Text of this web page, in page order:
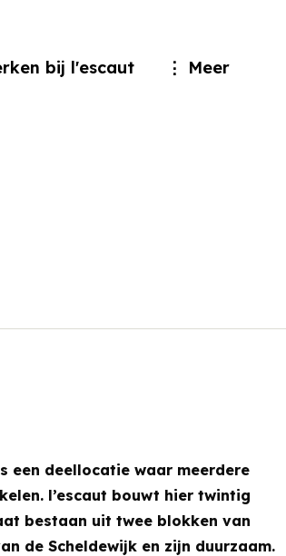
bij l'escaut Meer
een deellocatie waar meerdere
l’escaut bouwt hier twintig
bestaan uit twee blokken van
de Scheldewijk en zijn duurzaam.